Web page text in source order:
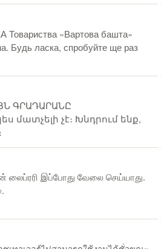
«Вартова башта»
Будь ласка, спробуйте ще раз
ԳՐԱԴԱՐԱՆԸ
չէ։ Խնդրում ենք,
இப்போது வேலை செய்யாது.